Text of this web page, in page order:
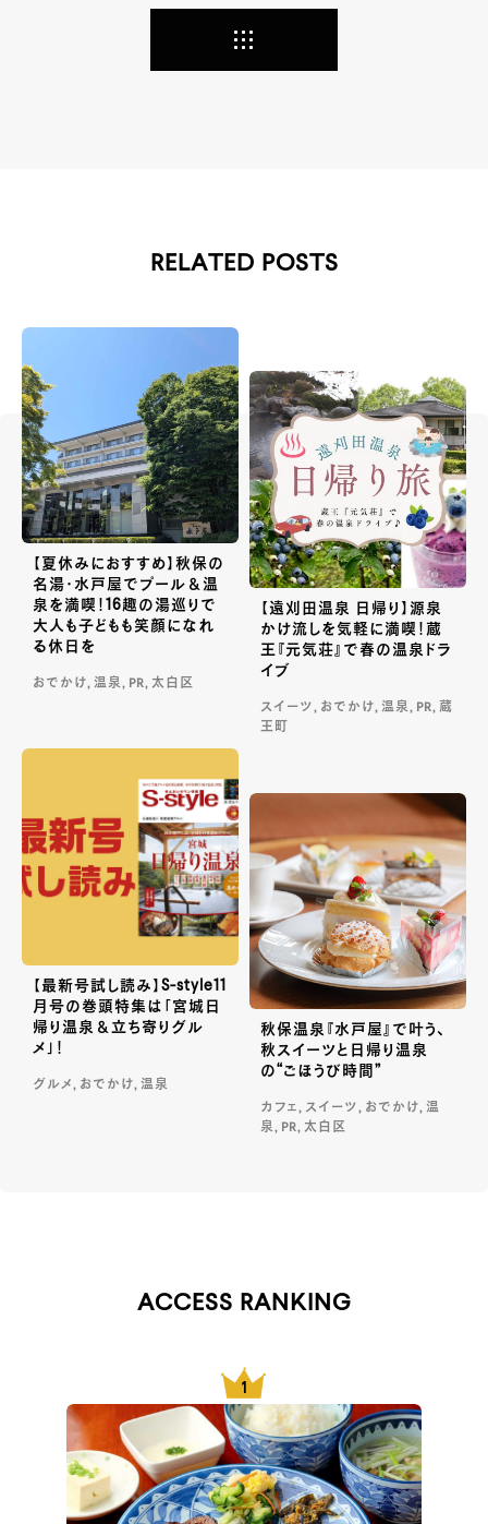
RELATED POSTS
【夏休みにおすすめ】秋保の
名湯・水戸屋でプール＆温
泉を満喫！16趣の湯巡りで
大人も子どもも笑顔になれ
る休日を
おでかけ, 温泉, PR, 太白区
【遠刈田温泉 日帰り】源泉
かけ流しを気軽に満喫！蔵
王『元気荘』で春の温泉ドラ
イブ
スイーツ, おでかけ, 温泉, PR, 蔵
王町
【最新号試し読み】S-style11
月号の巻頭特集は「宮城日
帰り温泉＆立ち寄りグル
メ」！
グルメ, おでかけ, 温泉
秋保温泉『水戸屋』で叶う、
秋スイーツと日帰り温泉
の“ごほうび時間”
カフェ, スイーツ, おでかけ, 温
泉, PR, 太白区
ACCESS RANKING